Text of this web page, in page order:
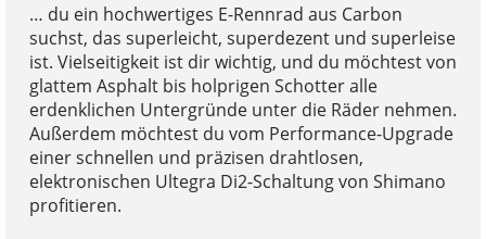
… du ein hochwertiges E-Rennrad aus Carbon
suchst, das superleicht, superdezent und superleise
ist. Vielseitigkeit ist dir wichtig, und du möchtest von
glattem Asphalt bis holprigen Schotter alle
erdenklichen Untergründe unter die Räder nehmen.
Außerdem möchtest du vom Performance-Upgrade
einer schnellen und präzisen drahtlosen,
elektronischen Ultegra Di2-Schaltung von Shimano
profitieren.